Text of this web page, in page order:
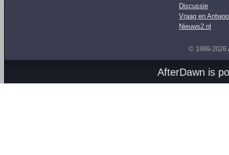
Discussie
Vraag en
Nieuws2.nl
© 1999-2026
AfterDawn is